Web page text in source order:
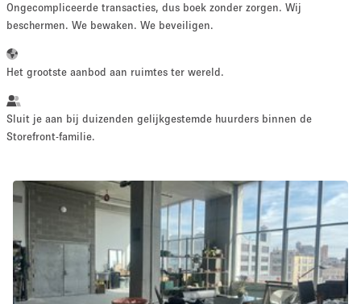
100 sq ft 5000+ sq ft
~ 13 mensen
Een
fotoshoot
maken
Conferentie Vergadering Kantoor
Winkel
delen
Ongecompliceerde transacties, dus boek zonder zorgen. Wij
beschermen. We bewaken. We beveiligen.
Het grootste aanbod aan ruimtes ter wereld.
Sluit je aan bij duizenden gelijkgestemde huurders binnen de
Storefront-familie.